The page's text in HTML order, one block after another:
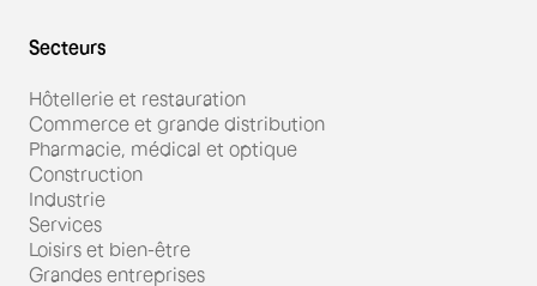
Secteurs
Hôtellerie et restauration
Commerce et grande distribution
Pharmacie, médical et optique
Construction
Industrie
Services
Loisirs et bien-être
Grandes entreprises